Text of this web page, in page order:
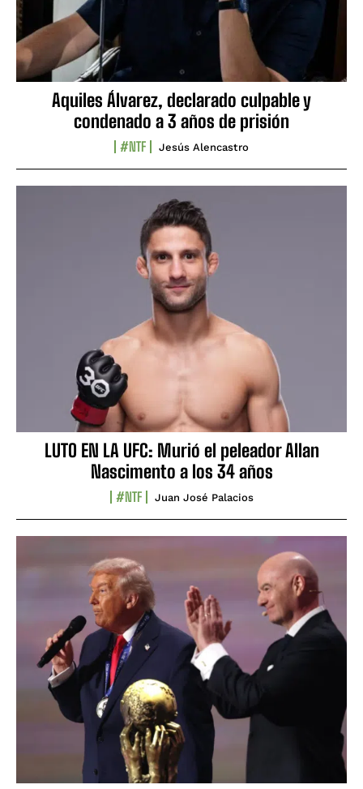
Aquiles Álvarez, declarado culpable y
condenado a 3 años de prisión
#NTF Jesús Alencastro
LUTO EN LA UFC: Murió el peleador Allan
Nascimento a los 34 años
#NTF Juan José Palacios